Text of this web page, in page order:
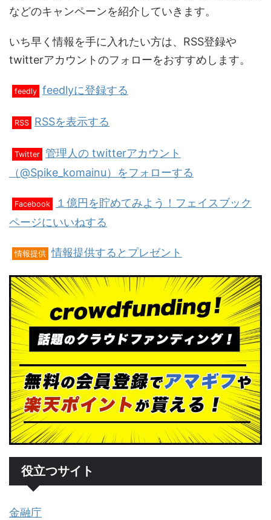
などのキャンペーンを紹介していきます。
いち早く情報を手に入れたい方は、RSS登録や
twitterアカウントのフォローをおすすめします。
feedly feedlyに登録する
RSS RSSを表示する
Twitter 管理人の twitterアカウント
（@Spike_komainu）をフォローする
Facebook
１億円を貯めてみよう！フェイスブック
ページにいいねする
情報提供 情報提供するとプレゼント
役立つサイト
金融庁